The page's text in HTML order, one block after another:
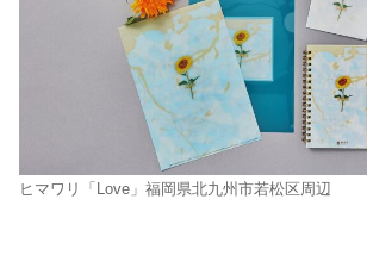
ヒマワリ「Love」福岡県北九州市若松区周辺